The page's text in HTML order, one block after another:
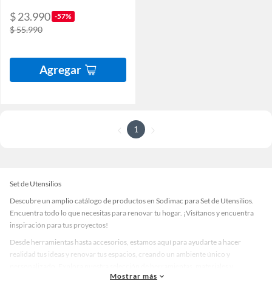
$ 23.990 -57%
$ 55.990
Agregar
1
Set de Utensilios
Descubre un amplio catálogo de productos en Sodimac para Set de Utensilios.
Encuentra todo lo que necesitas para renovar tu hogar. ¡Visítanos y encuentra
inspiración para tus proyectos!
Desde herramientas hasta accesorios, estamos aquí para ayudarte a hacer
realidad tus ideas y renovar tus espacios, creando un ambiente único y
accesorios de calidad que te ayudarán a crear un espacio más tú.
Mostrar más